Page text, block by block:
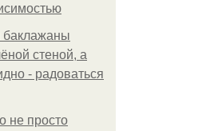
баклажаны
стеной, а
- радоваться
не просто